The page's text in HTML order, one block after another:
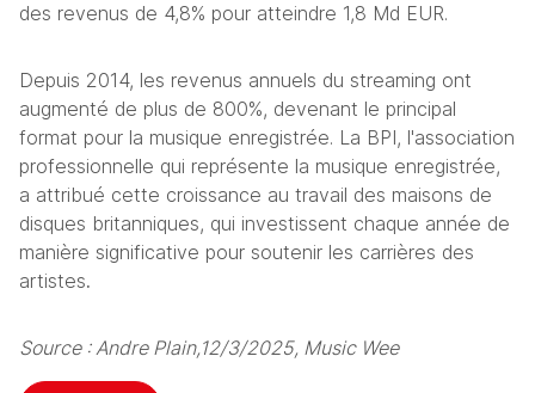
des revenus de 4,8% pour atteindre 1,8 Md EUR.
Depuis 2014, les revenus annuels du streaming ont
augmenté de plus de 800%, devenant le principal
format pour la musique enregistrée. La BPI, l'association
professionnelle qui représente la musique enregistrée,
a attribué cette croissance au travail des maisons de
disques britanniques, qui investissent chaque année de
manière significative pour soutenir les carrières des
artistes.
Source : Andre Plain,12/3/2025, Music Wee